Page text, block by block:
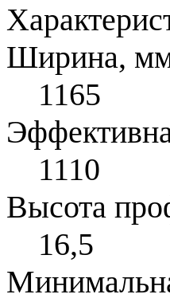
Ширина,
1165
1110
Высота
16,5